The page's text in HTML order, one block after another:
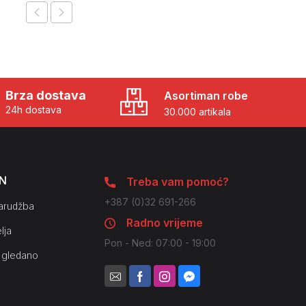
Brza dostava
24h dostava
Asortiman robe
30.000 artikala
Treba vam pomoć?
+387 (0)32 691-266
Radno vrijeme
Pon - Ned: 07:00 - 19:00